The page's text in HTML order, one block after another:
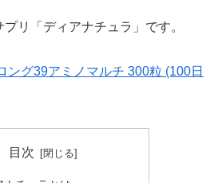
リ「ディアナチュラ」です。
ング39アミノマルチ 300粒 (100日
目次